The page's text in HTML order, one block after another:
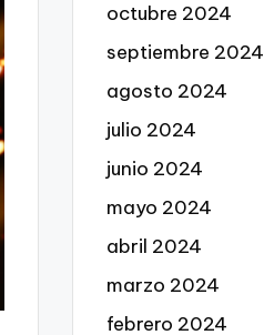
octubre 2024
septiembre 2024
agosto 2024
julio 2024
junio 2024
mayo 2024
abril 2024
marzo 2024
febrero 2024